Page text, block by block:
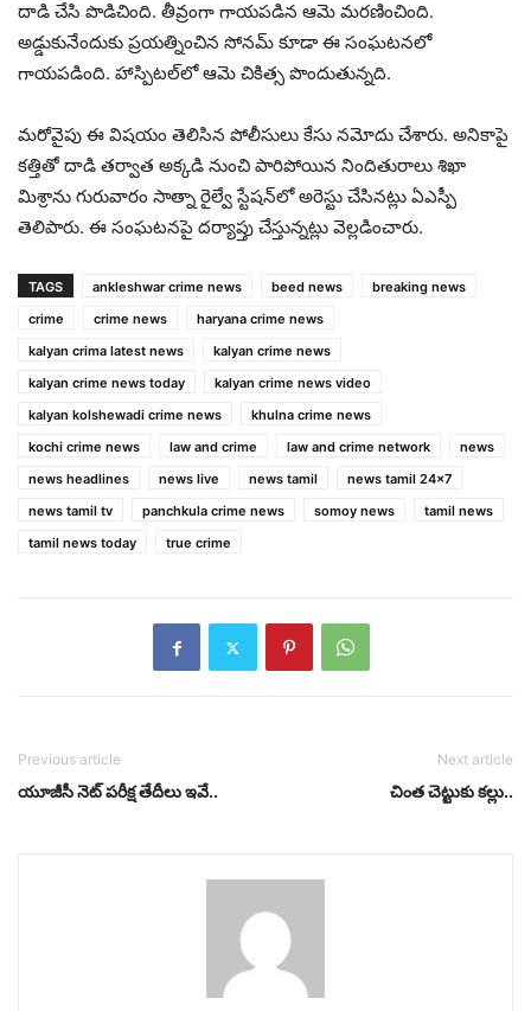
దాడి చేసి పొడిచింది. తీవ్రంగా గాయపడిన ఆమె మరణించింది.
అడ్డుకునేందుకు ప్రయత్నించిన సోనమ్ కూడా ఈ సంఘటనలో
గాయపడింది. హాస్పిటల్‌లో ఆమె చికిత్స పొందుతున్నది.
మరోవైపు ఈ విషయం తెలిసిన పోలీసులు కేసు నమోదు చేశారు. అనికాపై
కత్తితో దాడి తర్వాత అక్కడి నుంచి పారిపోయిన నిందితురాలు శిఖా
మిశ్రాను గురువారం సాత్నా రైల్వే స్టేషన్‌లో అరెస్టు చేసినట్లు ఏఎస్పీ
తెలిపారు. ఈ సంఘటనపై దర్యాప్తు చేస్తున్నట్లు వెల్లడించారు.
TAGS ankleshwar crime news beed news
breaking news
crime
crime news
haryana crime news
kalyan crima latest news
kalyan crime news
kalyan crime news today
kalyan crime news video
kalyan kolshewadi crime news
khulna crime news
kochi crime news
law and crime law and crime network
news
news headlines
news live news tamil
news tamil 24x7
news tamil tv
panchkula crime news somoy news
tamil news
tamil news today
true crime
Previous article
యూజీసీ నెట్‌ పరీక్ష తేదీలు ఇవే..
Next article
చింత చెట్టుకు కల్లు..